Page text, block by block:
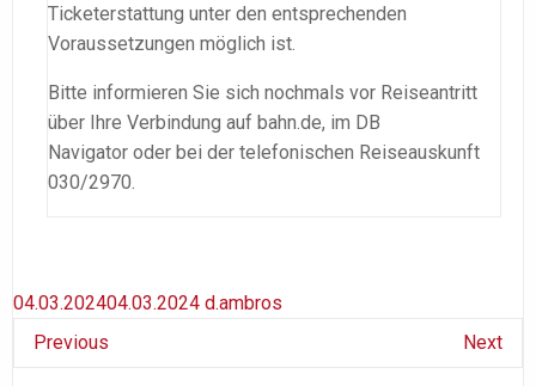
Ticketerstattung unter den entsprechenden
Voraussetzungen möglich ist.
Bitte informieren Sie sich nochmals vor Reiseantritt
über Ihre Verbindung auf bahn.de, im DB
Navigator oder bei der telefonischen Reiseauskunft
030/2970.
04.03.202404.03.2024 d.ambros
Previous
Next